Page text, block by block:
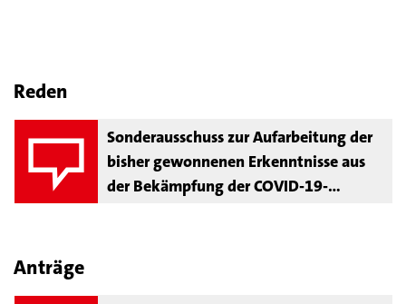
Reden
Sonderausschuss zur Aufarbeitung der
bisher gewonnenen Erkenntnisse aus
der Bekämpfung der COVID-19-
Anträge